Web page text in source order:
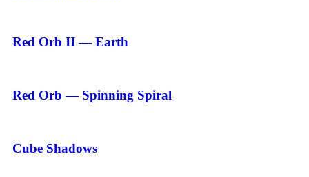
Red Orb II — Earth
Red Orb — Spinning Spiral
Cube Shadows